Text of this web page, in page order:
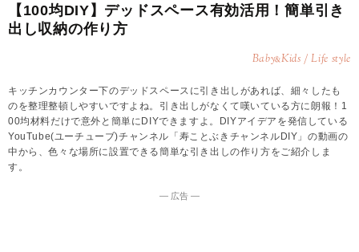
【100均DIY】デッドスペース有効活用！簡単引き
出し収納の作り方
Baby&Kids / Life style
キッチンカウンター下のデッドスペースに引き出しがあれば、細々したも
のを整理整頓しやすいですよね。引き出しがなくて嘆いている方に朗報！1
00均材料だけで意外と簡単にDIYできますよ。DIYアイデアを発信している
YouTube(ユーチューブ)チャンネル「寿ことぶきチャンネルDIY」の動画の
中から、色々な場所に設置できる簡単な引き出しの作り方をご紹介しま
す。
― 広告 ―